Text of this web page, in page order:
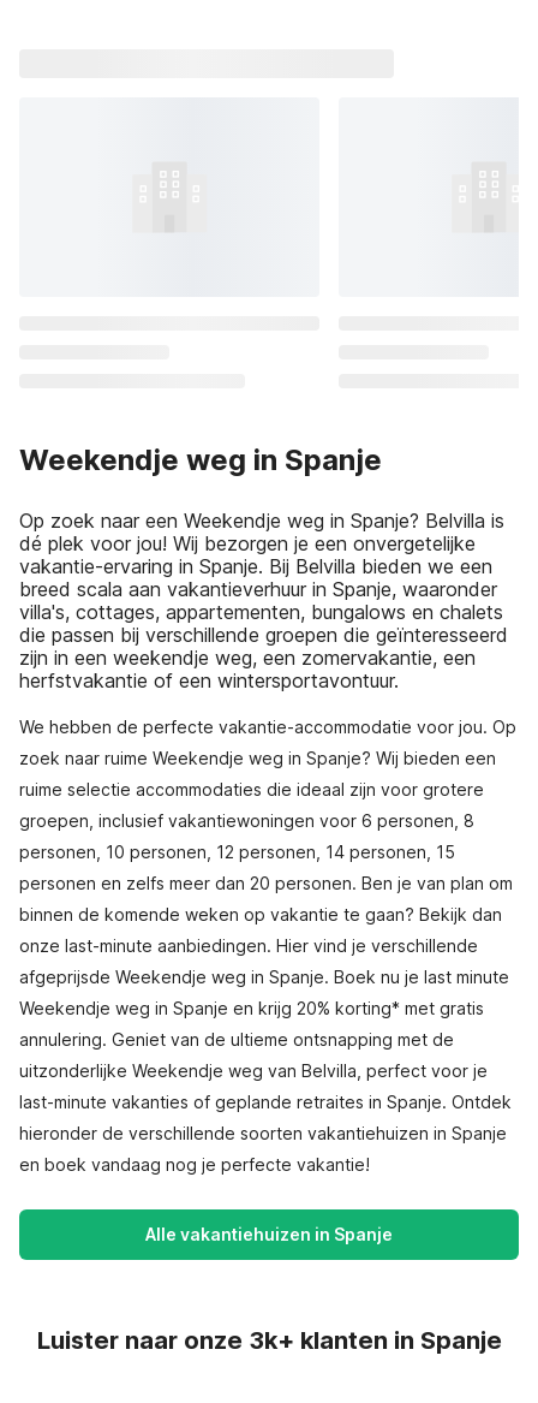
Weekendje weg in Spanje
Op zoek naar een Weekendje weg in Spanje? Belvilla is
dé plek voor jou! Wij bezorgen je een onvergetelijke
vakantie-ervaring in Spanje. Bij Belvilla bieden we een
breed scala aan vakantieverhuur in Spanje, waaronder
villa's, cottages, appartementen, bungalows en chalets
die passen bij verschillende groepen die geïnteresseerd
zijn in een weekendje weg, een zomervakantie, een
herfstvakantie of een wintersportavontuur.
We hebben de perfecte vakantie-accommodatie voor jou. Op
zoek naar ruime Weekendje weg in Spanje? Wij bieden een
ruime selectie accommodaties die ideaal zijn voor grotere
groepen, inclusief vakantiewoningen voor 6 personen, 8
personen, 10 personen, 12 personen, 14 personen, 15
personen en zelfs meer dan 20 personen. Ben je van plan om
binnen de komende weken op vakantie te gaan? Bekijk dan
onze last-minute aanbiedingen. Hier vind je verschillende
afgeprijsde Weekendje weg in Spanje. Boek nu je last minute
Weekendje weg in Spanje en krijg 20% korting* met gratis
annulering. Geniet van de ultieme ontsnapping met de
uitzonderlijke Weekendje weg van Belvilla, perfect voor je
last-minute vakanties of geplande retraites in Spanje. Ontdek
hieronder de verschillende soorten vakantiehuizen in Spanje
en boek vandaag nog je perfecte vakantie!
Alle vakantiehuizen in Spanje
Luister naar onze 3k+ klanten in Spanje